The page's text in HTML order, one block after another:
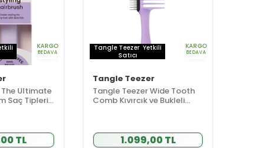
KARGO
BEDAVA
Ultimate
Saç Tipleri
TL
Tangle Teezer Yetkili
Satıcı
KARGO
BEDAVA
Tangle Teezer
Tangle Teezer Wide Tooth
Comb Kıvırcık ve Bukleli
1.099,00 TL